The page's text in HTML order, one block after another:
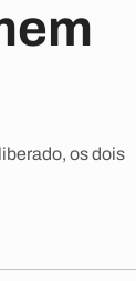
os dois